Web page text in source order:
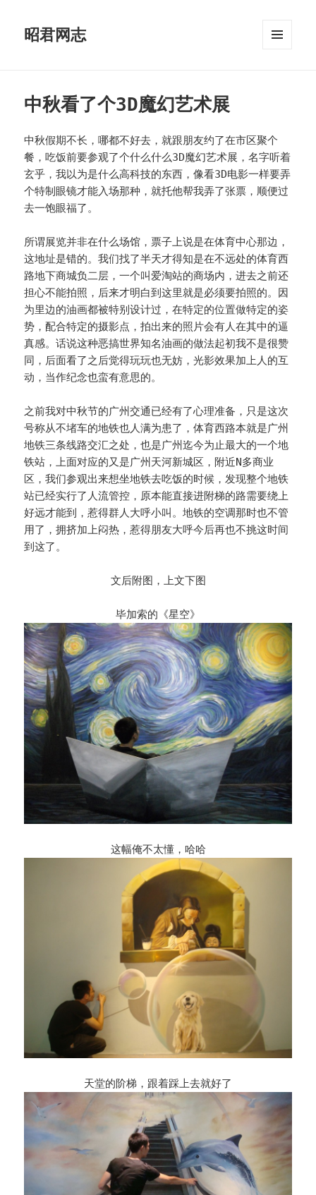
昭君网志
中秋看了个3D魔幻艺术展
中秋假期不长，哪都不好去，就跟朋友约了在市区聚个
餐，吃饭前要参观了个什么什么3D魔幻艺术展，名字听着
玄乎，我以为是什么高科技的东西，像看3D电影一样要弄
个特制眼镜才能入场那种，就托他帮我弄了张票，顺便过
去一饱眼福了。
所谓展览并非在什么场馆，票子上说是在体育中心那边，
这地址是错的。我们找了半天才得知是在不远处的体育西
路地下商城负二层，一个叫爱淘站的商场内，进去之前还
担心不能拍照，后来才明白到这里就是必须要拍照的。因
为里边的油画都被特别设计过，在特定的位置做特定的姿
势，配合特定的摄影点，拍出来的照片会有人在其中的逼
真感。话说这种恶搞世界知名油画的做法起初我不是很赞
同，后面看了之后觉得玩玩也无妨，光影效果加上人的互
动，当作纪念也蛮有意思的。
之前我对中秋节的广州交通已经有了心理准备，只是这次
号称从不堵车的地铁也人满为患了，体育西路本就是广州
地铁三条线路交汇之处，也是广州迄今为止最大的一个地
铁站，上面对应的又是广州天河新城区，附近N多商业
区，我们参观出来想坐地铁去吃饭的时候，发现整个地铁
站已经实行了人流管控，原本能直接进附梯的路需要绕上
好远才能到，惹得群人大呼小叫。地铁的空调那时也不管
用了，拥挤加上闷热，惹得朋友大呼今后再也不挑这时间
到这了。
文后附图，上文下图
毕加索的《星空》
这幅俺不太懂，哈哈
天堂的阶梯，跟着踩上去就好了